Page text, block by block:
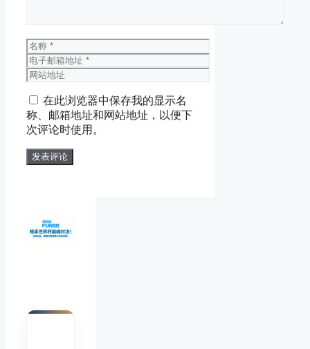
名
称
电
子
箱
地
址
网
地
址
在此浏览器中保存我的显示名
称、邮箱地址和网站地址，以便下
次评论时使用。